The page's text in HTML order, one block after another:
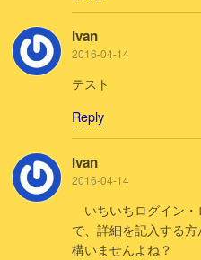
Ivan
2016-04-14
テスト
Reply
Ivan
2016-04-14
いちいちログイン
で、詳細を記入する
構いませんよね？